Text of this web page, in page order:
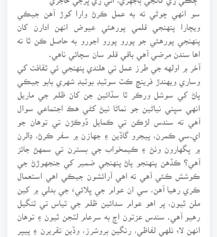
سو انهي چوڻي ته به عمل ڪرڻ وارا کوڙ آهن جيڪي
ويچارا پنهنجي قلمي پورهئي عيوض انهن ادارن کان
پنهنجي پورهئي جو پورو پورو اجورو به حاصل ڪن ٿا ته
اها سندن مرضي آهي باقي قلم سان سچائي ناهي.
آخر ۾ اولهه جي طرز عمل تي هلندي پنهنجي ئي ثقافت کي
وساري ويهندڙ فرينچ ڪٽ سوٽيڊ بوٽيڊ شهري بابو جيڪي
پاڻ کي سوشل ورڪر ٿا سڏائين جن کان ظلم جي ماريل
انهي سڀني نياڻين جو نماڻا نيڻ کڻي هڪ اجتماعي سوال
آهي ته سندس لڙڪن تي ڪمايل ڏوڪڙن تي توهان جو
اي.سي ڪمرن، پيجرو گاڏين ۽ جهازن ۾ سفر ڪرڻ، ڊالرن
۾ پگهارون وٺڻ ۽ ڪيمخواب جي بسترن تي سمهڻ جائز
آهي؟ ڪڏهن پنهنجو پاڻ پنهنجي ضمير کي جنجهوڙڻ جي
ڪوشش ڪئي آهي ته اهي آرائشون جيڪي اهي استعمال
ڪري رهيا آهن، سي ان عوام جي ڀلائيءَ جي بدلي ۾ کين
ملن ٿيون، پر اهو عوام سدائين ظلم جي ٽياس تي ٽنگيل
رهيو آهي. سندس عزتون اڄ به سرعام لٽجن ٿيون ۽ توهان
انهن لاءِ ٺلهي لفاظي، رنگين بروشرز، وڏين تقريرن ۽ پيپر